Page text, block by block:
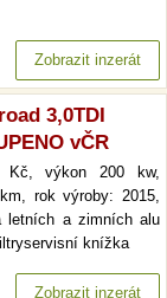
Zobrazit inzerát
3,0TDI
vČR
výkon 200 kw,
rok výroby: 2015,
letních a zimních alu
knížka
Zobrazit inzerát